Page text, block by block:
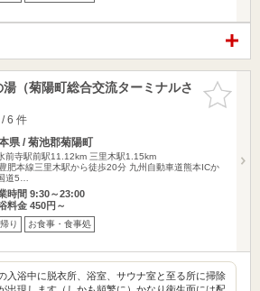
お気に入
りに追加
（菊陽町総合交流ターミナルさ
6 件
県 / 菊池郡菊陽町
前寺駅前駅11.12km 三里木駅1.15km
肥本線三里木駅から徒歩20分 九州自動車道熊本ICか
道5…
時間 9:30～23:00
料金 450円～
り お食事・食事処
入浴中に脱衣所、浴室、サウナ室と至る所に掃除